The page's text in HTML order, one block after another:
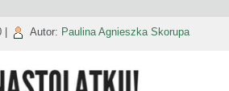
Autor: Paulina Agnieszka Skorupa